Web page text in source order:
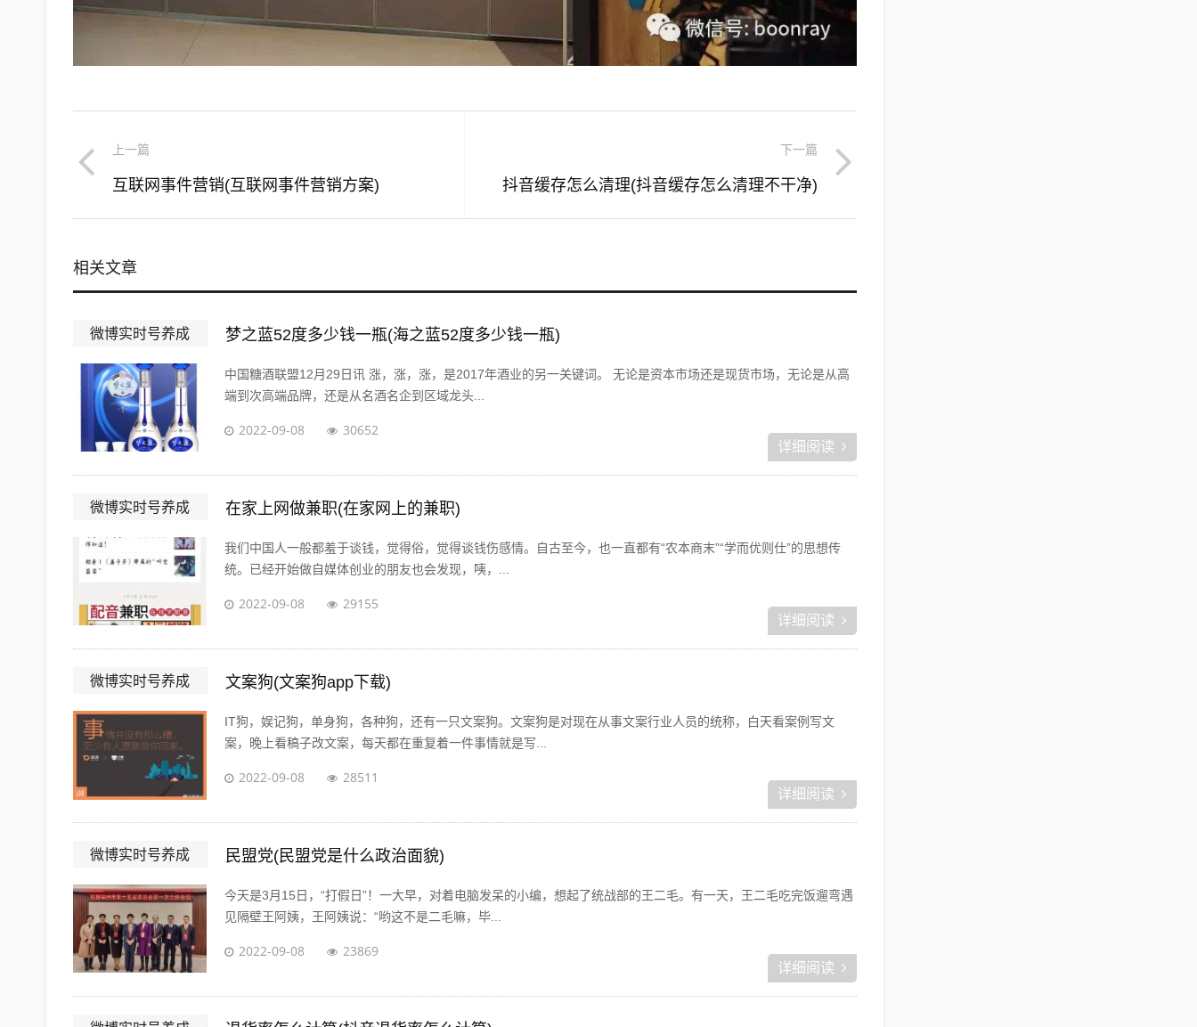
上一篇
互联网事件营销(互联网事件营销方案)
下一篇
抖音缓存怎么清理(抖音缓存怎么清理不干净)
相关文章
微博实时号养成 梦之蓝52度多少钱一瓶(海之蓝52度多少钱一瓶)
中国糖酒联盟12月29日讯 涨，涨，涨，是2017年酒业的另一关键词。 无论是资本市场还是现货市场，无论是从高
端到次高端品牌，还是从名酒名企到区域龙头...
2022-09-08 30652
详细阅读
微博实时号养成 在家上网做兼职(在家网上的兼职)
我们中国人一般都羞于谈钱，觉得俗，觉得谈钱伤感情。自古至今，也一直都有“农本商末”“学而优则仕”的思想传
统。已经开始做自媒体创业的朋友也会发现，咦，...
2022-09-08 29155
详细阅读
微博实时号养成 文案狗(文案狗app下载)
IT狗，娱记狗，单身狗，各种狗，还有一只文案狗。文案狗是对现在从事文案行业人员的统称，白天看案例写文
案，晚上看稿子改文案，每天都在重复着一件事情就是写...
2022-09-08 28511
详细阅读
微博实时号养成 民盟党(民盟党是什么政治面貌)
今天是3月15日，“打假日”！一大早，对着电脑发呆的小编，想起了统战部的王二毛。有一天，王二毛吃完饭遛弯遇
见隔壁王阿姨，王阿姨说：“哟这不是二毛嘛，毕...
2022-09-08 23869
详细阅读